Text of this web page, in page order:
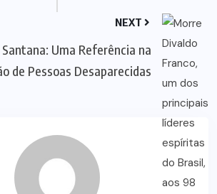
NEXT
Uma Referência na
de Pessoas Desaparecidas